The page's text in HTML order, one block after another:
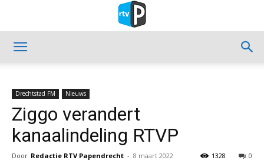
Drechtstad FM Nieuws
Ziggo verandert
kanaalindeling RTVP
Door Redactie RTV Papendrecht - 8 maart 2022 0
1328